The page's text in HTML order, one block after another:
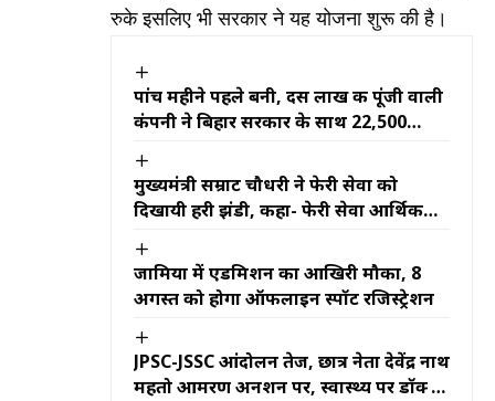
रुके इसलिए भी सरकार ने यह योजना शुरू की है।
पांच महीने पहले बनी, दस लाख की पूंजी वाली
कंपनी ने बिहार सरकार के साथ 22,500
मुख्यमंत्री सम्राट चौधरी ने फेरी सेवा को
दिखायी हरी झंडी, कहा- फेरी सेवा आर्थिक
जामिया में एडमिशन का आखिरी मौका, 8
अगस्त को होगा ऑफलाइन स्पॉट रजिस्ट्रेशन
JPSC-JSSC आंदोलन तेज, छात्र नेता देवेंद्र नाथ
महतो आमरण अनशन पर, स्वास्थ्य पर डॉक्टरों